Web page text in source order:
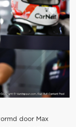
door Max